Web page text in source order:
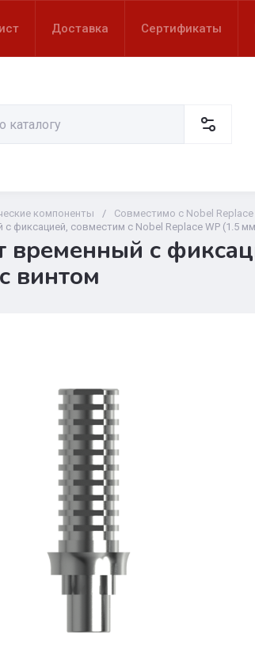
Доставка Сертификаты
компоненты / Совместимо с Nobel Replace
фиксацией, совместим с Nobel Replace WP (1.5
временный с
винтом